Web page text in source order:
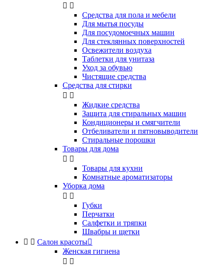
 
Cредства для пола и мебели
Для мытья посуды
Для посудомоечных машин
Для стеклянных поверхностей
Освежители воздуха
Таблетки для унитаза
Уход за обувью
Чистящие средства
Средства для стирки
 
Жидкие средства
Защита для стиральных машин
Кондиционеры и смягчители
Отбеливатели и пятновыводители
Стиральные порошки
Товары для дома
 
Товары для кухни
Комнатные ароматизаторы
Уборка дома
 
Губки
Перчатки
Салфетки и тряпки
Швабры и щетки
  Салон красоты
Женская гигиена
 